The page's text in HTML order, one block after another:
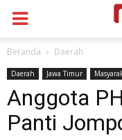
Beranda Daerah
Daerah Jawa Timur
Anggota
Panti